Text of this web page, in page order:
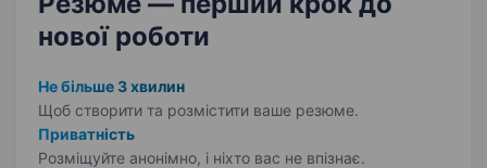
нової роботи
Не більше 3 хвилин
Щоб створити та розмістити ваше резюме.
Приватність
Розміщуйте анонімно, і ніхто вас не впізнає.